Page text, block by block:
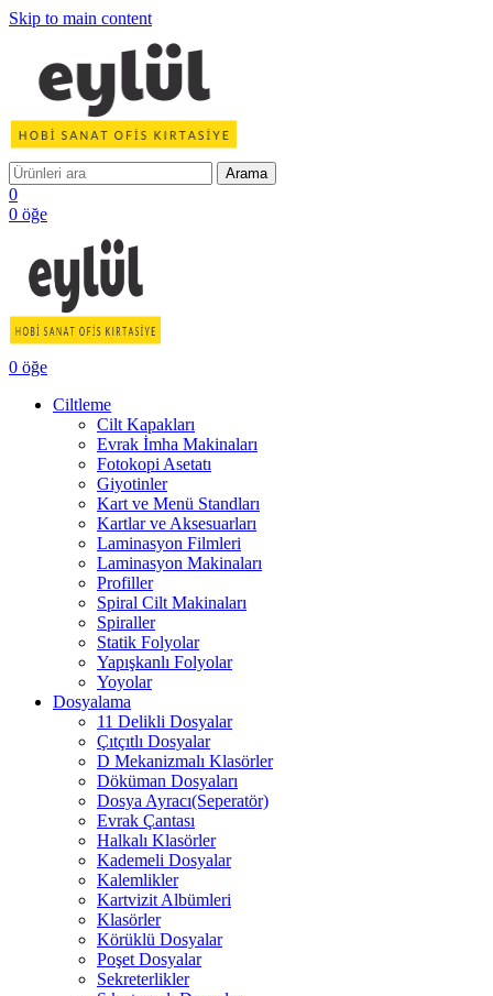
Skip to main content
Arama
0
0 öğe
0 öğe
Ciltleme
Cilt Kapakları
Evrak İmha Makinaları
Fotokopi Asetatı
Giyotinler
Kart ve Menü Standları
Kartlar ve Aksesuarları
Laminasyon Filmleri
Laminasyon Makinaları
Profiller
Spiral Cilt Makinaları
Spiraller
Statik Folyolar
Yapışkanlı Folyolar
Yoyolar
Dosyalama
11 Delikli Dosyalar
Çıtçıtlı Dosyalar
D Mekanizmalı Klasörler
Döküman Dosyaları
Dosya Ayracı(Seperatör)
Evrak Çantası
Halkalı Klasörler
Kademeli Dosyalar
Kalemlikler
Kartvizit Albümleri
Klasörler
Körüklü Dosyalar
Poşet Dosyalar
Sekreterlikler